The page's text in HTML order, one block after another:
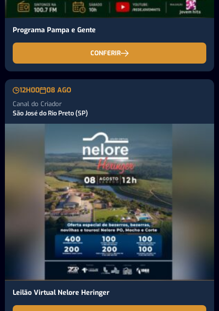
Programa Pampa e Gente
CONFERIR
12H00 08 AGO
Canal do Criador
São José do Rio Preto (SP)
Leilão Virtual Nelore Heringer